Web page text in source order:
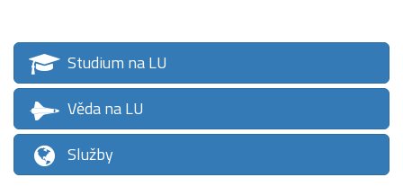
Studium na LU
Věda na LU
Služby